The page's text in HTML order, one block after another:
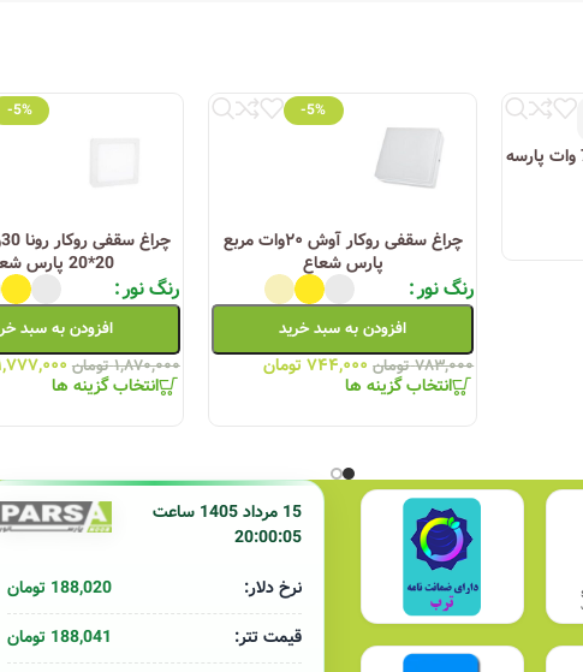
چراغ سقفی توکار دایره ای 7 وات پارسه
-5%
چراغ سقفی روکار آوش ۲۰وات مربع
پارس شعاع
رنگ نور
افزودن به سبد خرید
۷۸۳,۰۰۰ تومان ۷۴۴,۰۰۰تومان
انتخاب گزینه ها
-5%
20*20 پارس شعاع
رنگ نور
افزودن به سبد
۱,۸۷۰,۰۰۰ تومان
انتخاب گزینه ها
15 مرداد 1405 ساعت
20:00:05
نرخ دلار:
188,020 تومان
قیمت تتر:
188,041 تومان